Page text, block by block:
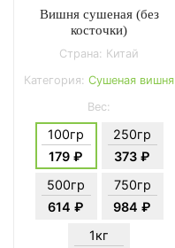
Вишня сушеная (без
косточки)
Страна: Китай
Категория: Сушеная вишня
Вес:
100гр
179 ₽
250гр
373 ₽
500гр
614 ₽
750гр
984 ₽
1кг